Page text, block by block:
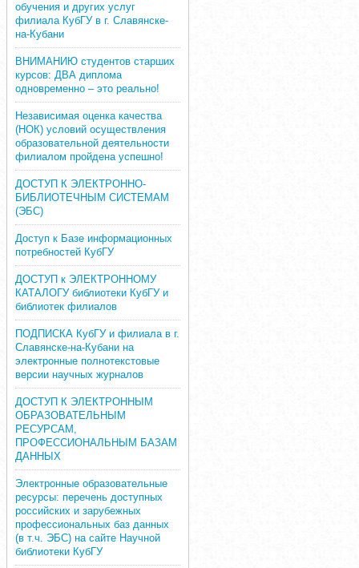
обучения и других услуг
филиала КубГУ в г. Славянске-
на-Кубани
ВНИМАНИЮ студентов старших
курсов: ДВА диплома
одновременно – это реально!
Независимая оценка качества
(НОК) условий осуществления
образовательной деятельности
филиалом пройдена успешно!
ДОСТУП К ЭЛЕКТРОННО-
БИБЛИОТЕЧНЫМ СИСТЕМАМ
(ЭБС)
Доступ к Базе информационных
потребностей КубГУ
ДОСТУП к ЭЛЕКТРОННОМУ
КАТАЛОГУ библиотеки КубГУ и
библиотек филиалов
ПОДПИСКА КубГУ и филиала в г.
Славянске-на-Кубани на
электронные полнотекстовые
версии научных журналов
ДОСТУП К ЭЛЕКТРОННЫМ
ОБРАЗОВАТЕЛЬНЫМ
РЕСУРСАМ,
ПРОФЕССИОНАЛЬНЫМ БАЗАМ
ДАННЫХ
Электронные образовательные
ресурсы: перечень доступных
российских и зарубежных
профессиональных баз данных
(в т.ч. ЭБС) на сайте Научной
библиотеки КубГУ